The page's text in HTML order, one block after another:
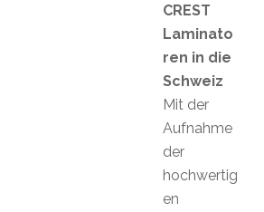
CREST
Laminato
ren in die
Schweiz
Mit der
Aufnahme
der
hochwertig
en